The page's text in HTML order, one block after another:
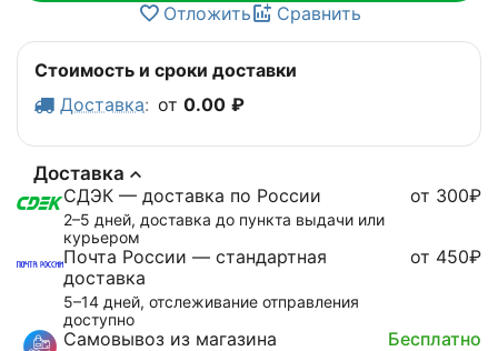
Отложить
Сравнить
Стоимость и сроки доставки
Доставка: от 0.00 ₽
Доставка
СДЭК — доставка по России
2–5 дней, доставка до пункта выдачи или
курьером
от 300₽
Почта России — стандартная
доставка
5–14 дней, отслеживание отправления
доступно
от 450₽
Самовывоз из магазина Бесплатно